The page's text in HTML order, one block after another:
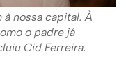
à nossa capital. À
o padre já
Cid Ferreira.